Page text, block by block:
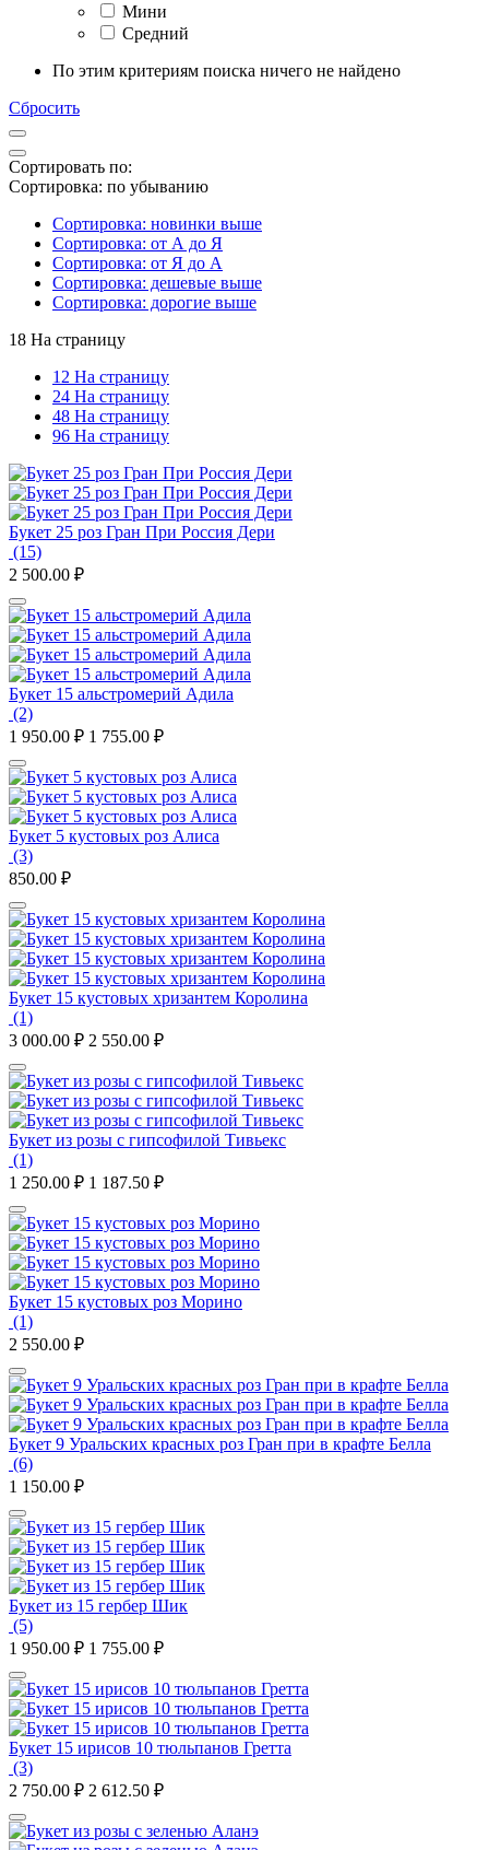
Мини
Средний
По этим критериям поиска ничего не найдено
Сбросить
Сортировать по:
Сортировка: по убыванию
Сортировка: новинки выше
Сортировка: от А до Я
Сортировка: от Я до А
Сортировка: дешевые выше
Сортировка: дорогие выше
18 На страницу
12 На страницу
24 На страницу
48 На страницу
96 На страницу
Букет 25 роз Гран При Россия Дери
(15)
2 500.00 ₽
Букет 15 альстромерий Адила
(2)
1 950.00 ₽ 1 755.00 ₽
Букет 5 кустовых роз Алиса
(3)
850.00 ₽
Букет 15 кустовых хризантем Королина
(1)
3 000.00 ₽ 2 550.00 ₽
Букет из розы с гипсофилой Тивьекс
(1)
1 250.00 ₽ 1 187.50 ₽
Букет 15 кустовых роз Морино
(1)
2 550.00 ₽
Букет 9 Уральских красных роз Гран при в крафте Белла
(6)
1 150.00 ₽
Букет из 15 гербер Шик
(5)
1 950.00 ₽ 1 755.00 ₽
Букет 15 ирисов 10 тюльпанов Гретта
(3)
2 750.00 ₽ 2 612.50 ₽